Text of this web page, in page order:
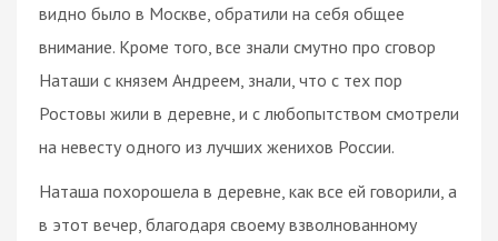
видно было в Москве, обратили на себя общее
внимание. Кроме того, все знали смутно про сговор
Наташи с князем Андреем, знали, что с тех пор
Ростовы жили в деревне, и с любопытством смотрели
на невесту одного из лучших женихов России.
Наташа похорошела в деревне, как все ей говорили, а
в этот вечер, благодаря своему взволнованному